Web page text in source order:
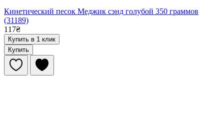
Кинетический песок Меджик сэнд голубой 350 граммов
(31189)
117₴
Купить в 1 клик
Купить